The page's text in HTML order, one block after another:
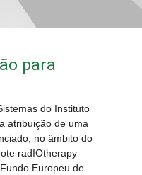
para
do Instituto
atribuição de uma
no âmbito do
radIOtherapy
Europeu de